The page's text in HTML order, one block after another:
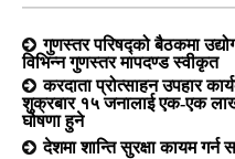
गुणस्तर परिषद्को बैठकमा
विभिन्न गुणस्तर मापदण्ड स्वीकृत
करदाता प्रोत्साहन उपहार
शुक्रबार १५ जनालाई एक-एक
घोषणा हुने
देशमा शान्ति सुरक्षा कायम गर्न